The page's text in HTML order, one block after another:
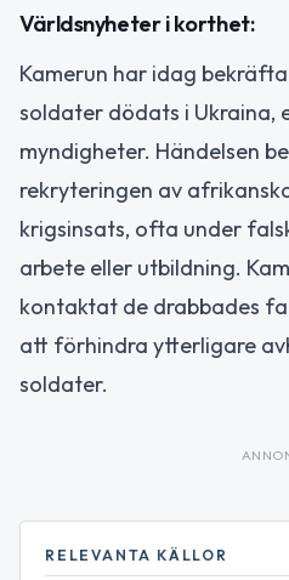
Världsnyheter i korthet:
Kamerun har idag
soldater dödats i Ukraina,
myndigheter. Händelsen
rekryteringen av
krigsinsats, ofta under
arbete eller utbildning.
kontaktat de drabbades
att förhindra ytterligare
soldater.
RELEVANTA KÄLLOR